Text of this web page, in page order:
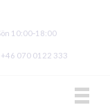
10:00‑18:00
+46 070 0122 333